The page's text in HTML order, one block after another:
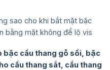
sao cho khi bắt mặt bậc
bằng mặt không để lộ vis
bậc cầu thang gỗ sồi, bậc
cầu thang sắt, cầu thang